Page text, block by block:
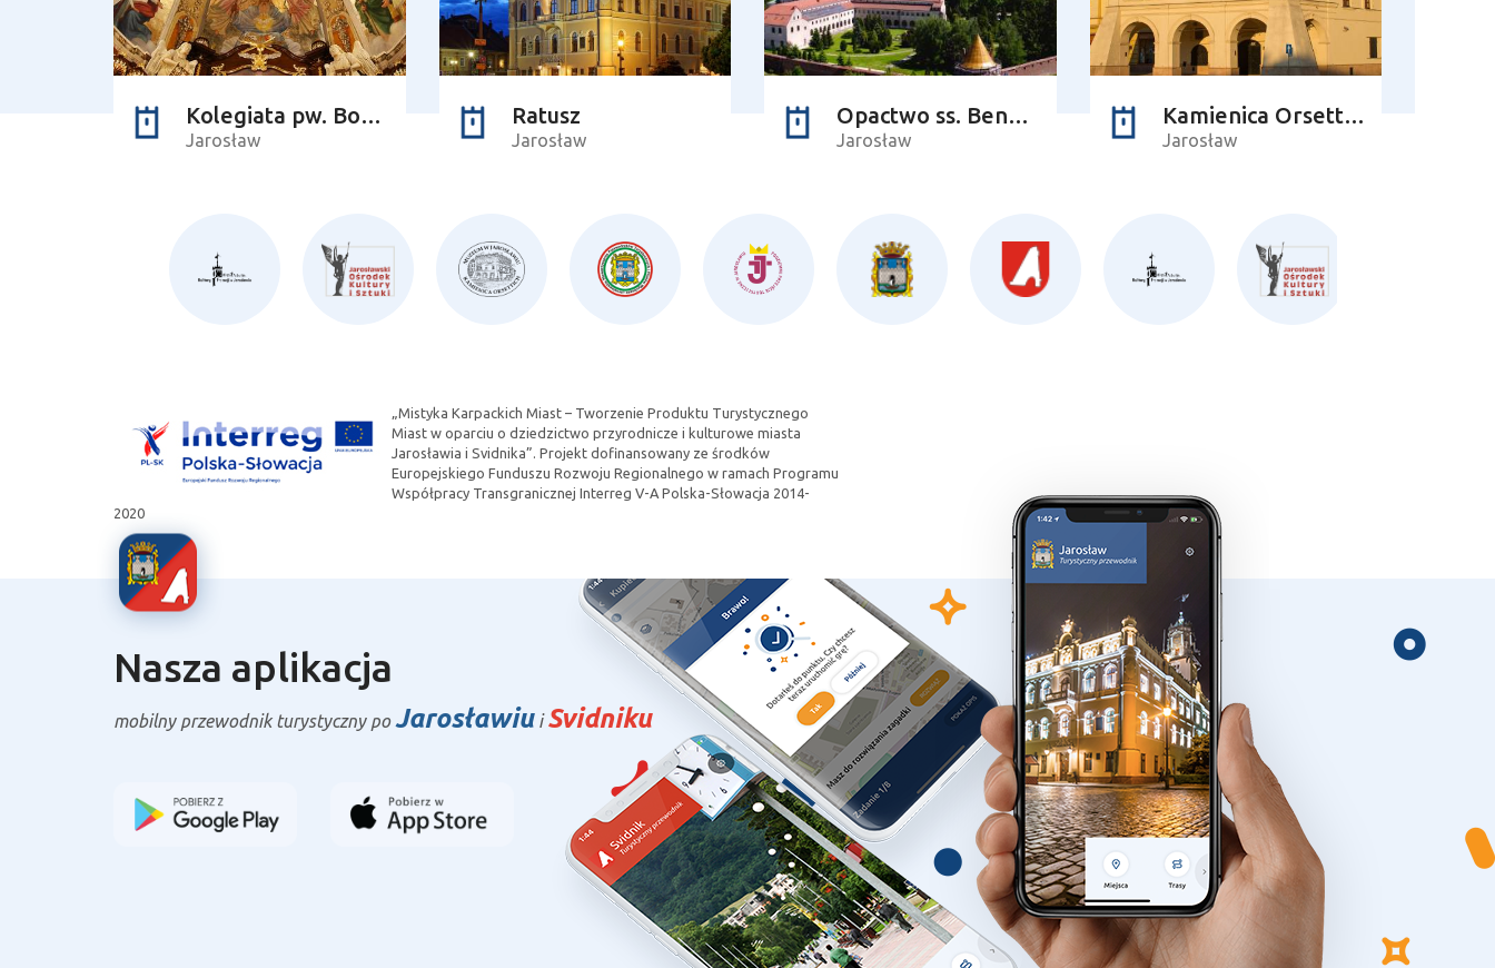
Kolegiata pw. Bożego Ciała
Jarosław
Ratusz
Jarosław
Opactwo ss. Benedyktynek
Jarosław
Kamienica Orsettich
Jarosław
„Mistyka Karpackich Miast – Tworzenie Produktu Turystycznego
Miast w oparciu o dziedzictwo przyrodnicze i kulturowe miasta
Jarosławia i Svidnika”. Projekt dofinansowany ze środków
Europejskiego Funduszu Rozwoju Regionalnego w ramach Programu
Współpracy Transgranicznej Interreg V-A Polska-Słowacja 2014-
2020
Nasza aplikacja
mobilny przewodnik turystyczny poJarosławiuiSvidniku